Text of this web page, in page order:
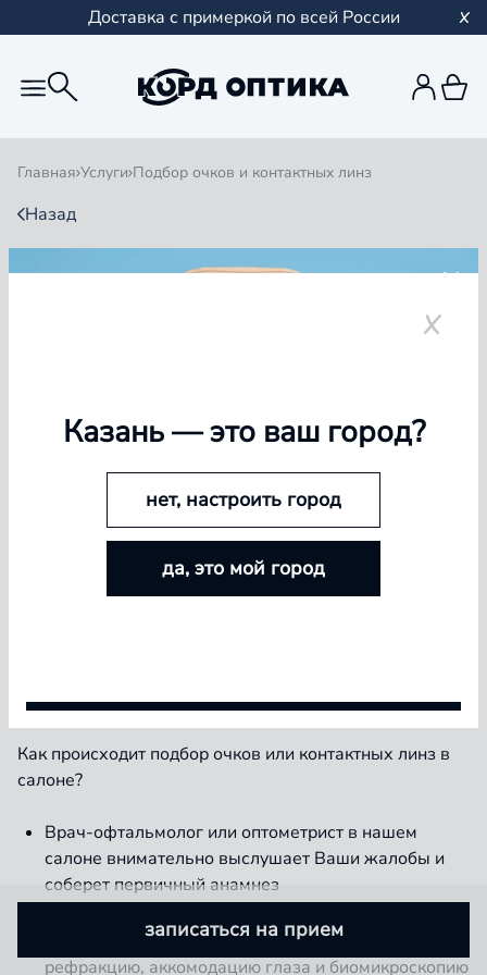
Доставка с примеркой по всей России
Главная Услуги Подбор очков и контактных линз
Назад
ПОДБОР ОЧКОВ И
Что делать, если Ваше зрение ухудшилось и требует
подобрать.
Как происходит подбор очков или контактных линз в
салоне?
Врач-офтальмолог или оптометрист в нашем
салоне внимательно выслушает Ваши жалобы и
соберет первичный анамнез
выяснив остроту зрения (вдали и вблизи),
рефракцию, аккомодацию глаза и биомикроскопию
записаться на прием
БОЛЬШЕ ЛИНЗ — БОЛЬШЕ СКИДКА
Покупайте контактные линзы Airway и увеличивайте
размер скидки — от 5% до 15%
Казань— это ваш город?
нет, настроить город
да, это мой город